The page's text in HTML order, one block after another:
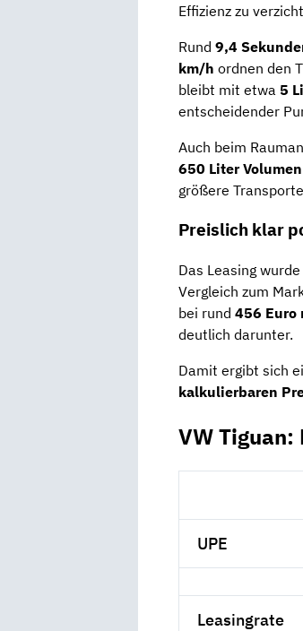
Effizienz zu
Rund 9,4
km/h ordnen den
bleibt mit etwa 5
entscheidender
Auch beim
650 Liter Volumen
größere
Preislich klar
Das Leasing
Vergleich zum
bei rund 456 Euro
deutlich darunter.
Damit ergibt sich
kalkulierbaren
VW Tiguan:
UPE
Leasingrate